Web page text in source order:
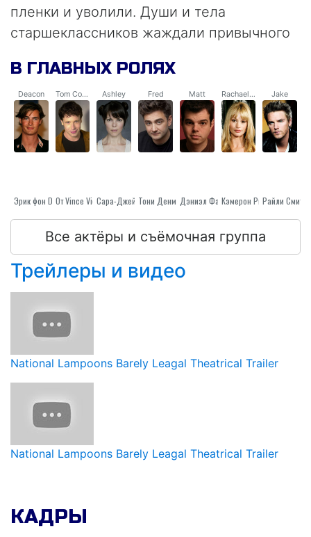
пленки и уволили. Души и тела
старшеклассников жаждали привычного
оригинальная мысль: если нельзя взять
порнушку в прокате, то надо снять ее
самостоятельно. Видеокамера в доме
Дикона имелась, за павильон вполне
могло сойти подвальное помещение у
звукооператором парни, по их мнению,
были рождены. И троица отправилась на
поиски актрис. Потому что актерами они,
разумеется, видели себя…
В ГЛАВНЫХ РОЛЯХ
Deacon
Эрик фон Detten
Tom Cooperman
От Vince Vieluf
Ashley
Сара-Джейн Поттс
Fred
Тони Денман
Matt
Дэниэл Фарбер
Rachael Unger
Кэмерон Ричардсон
Jake
Райли Смит
Все актёры и съёмочная группа
Трейлеры и видео
National Lampoons Barely Leagal Theatrical Trailer
National Lampoons Barely Leagal Theatrical Trailer
КАДРЫ